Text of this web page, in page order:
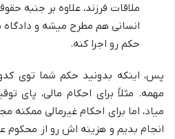
ملاقات فرزند، علاوه بر جنبه
انسانی هم مطرح میشه و
حکم رو اجرا کنه.
پس، اینکه بدونید حکم شما توی
مهمه. مثلاً برای احکام مالی، پای
میاد، اما برای احکام غیرمالی ممکنه
انجام بدیم و هزینه اش رو از محکوم